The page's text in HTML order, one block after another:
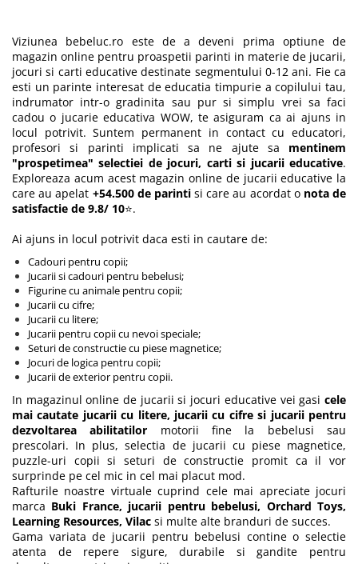
Viziunea bebeluc.ro este de a deveni prima optiune de
magazin online pentru proaspetii parinti in materie de jucarii,
jocuri si carti educative destinate segmentului 0-12 ani. Fie ca
esti un parinte interesat de educatia timpurie a copilului tau,
indrumator intr-o gradinita sau pur si simplu vrei sa faci
cadou o jucarie educativa WOW, te asiguram ca ai ajuns in
locul potrivit. Suntem permanent in contact cu educatori,
profesori si parinti implicati sa ne ajute sa mentinem
"prospetimea" selectiei de jocuri, carti si jucarii educative.
Exploreaza acum acest magazin online de jucarii educative la
care au apelat +54.500 de parintisi care au acordat o nota de
satisfactie de 9.8/ 10⭐.
Ai ajuns in locul potrivit daca esti in cautare de:
Cadouri pentru copii;
Jucarii si cadouri pentru bebelusi;
Figurine cu animale pentru copii;
Jucarii cu cifre;
Jucarii cu litere;
Jucarii pentru copii cu nevoi speciale;
Seturi de constructie cu piese magnetice;
Jocuri de logica pentru copii;
Jucarii de exterior pentru copii.
In magazinul online de jucarii si jocuri educativevei gasicele
mai cautate jucarii cu litere, jucarii cu cifre si jucarii pentru
dezvoltarea abilitatilor motorii fine la bebelusi sau
prescolari. In plus, selectia de jucarii cu piese magnetice,
puzzle-uri copii si seturi de constructie promit ca il vor
surprinde pe cel mic in cel mai placut mod.
Rafturile noastre virtuale cuprind cele mai apreciate jocuri
marca Buki France, jucarii pentru bebelusi, Orchard Toys,
Learning Resources, Vilac si multe alte branduri de succes.
Gama variata de jucarii pentru bebelusi contine o selectie
atenta de repere sigure, durabile si gandite pentru